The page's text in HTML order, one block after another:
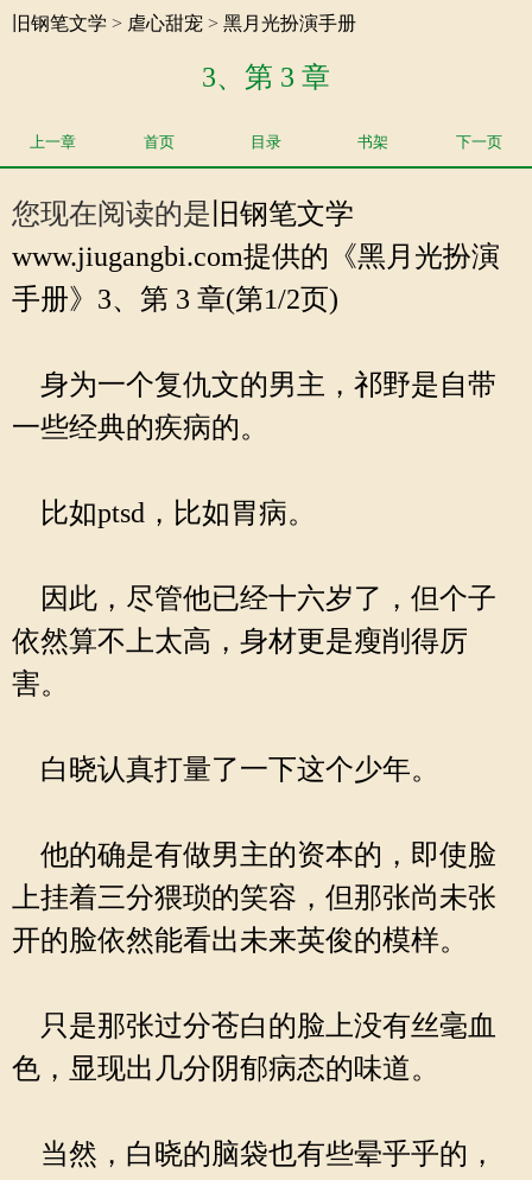
旧钢笔文学 > 虐心甜宠 > 黑月光扮演手册
3、第 3 章
上一章 首页 目录 书架 下一页
您现在阅读的是 旧钢笔文学
www.jiugangbi.com提供的《黑月光扮演
手册》3、第 3 章(第1/2页)
身为一个复仇文的男主，祁野是自带
一些经典的疾病的。
比如ptsd，比如胃病。
因此，尽管他已经十六岁了，但个子
依然算不上太高，身材更是瘦削得厉
害。
白晓认真打量了一下这个少年。
他的确是有做男主的资本的，即使脸
上挂着三分猥琐的笑容，但那张尚未张
开的脸依然能看出未来英俊的模样。
只是那张过分苍白的脸上没有丝毫血
色，显现出几分阴郁病态的味道。
当然，白晓的脑袋也有些晕乎乎的，